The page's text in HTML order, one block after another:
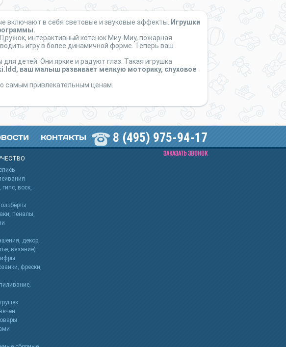
включают в себя световые и звуковые эффекты.
Игрушки
интерактивный котенок Миу-Миу, пожарная
игру в более динамичной форме. Теперь ваш
детей. Они яркие и радуют глаз. Такая игрушка
ваш малыш развивает мелкую моторику, слуховое
самым привлекательным ценам.
КОНТАКТЫ 8 (495) 975-94-17
ЗАКАЗАТЬ ЗВОНОК
воск,
пеналы,
декор,
вязание)
фрески,